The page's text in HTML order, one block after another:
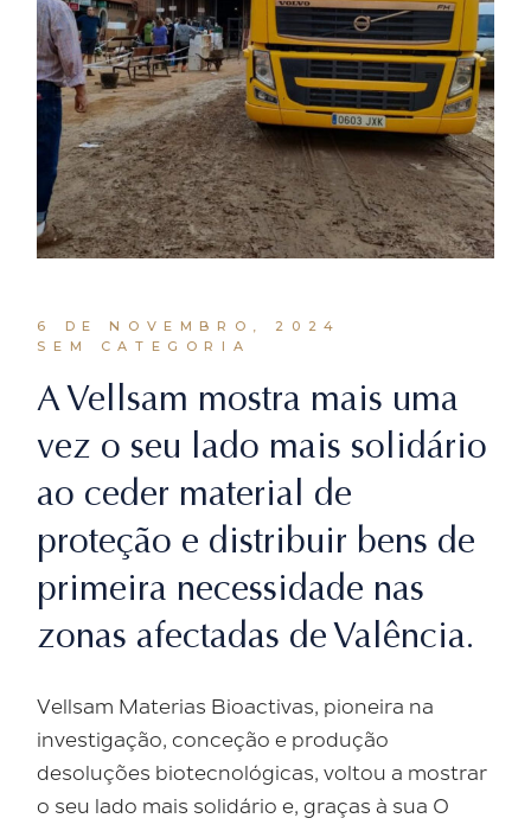
6 DE NOVEMBRO, 2024
SEM CATEGORIA
A Vellsam mostra mais uma
vez o seu lado mais solidário
ao ceder material de
proteção e distribuir bens de
primeira necessidade nas
zonas afectadas de Valência.
Vellsam Materias Bioactivas, pioneira na
investigação, conceção e produção
desoluções biotecnológicas, voltou a mostrar
o seu lado mais solidário e, graças à sua O